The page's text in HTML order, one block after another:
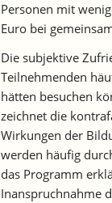
Personen mit
Euro bei
Die subjektive
Teilnehmenden
hätten besuchen
zeichnet die
Wirkungen der
werden häufig
das Programm
Inanspruchnahme